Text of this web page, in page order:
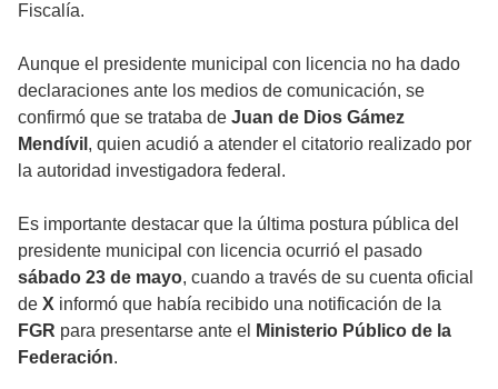
Fiscalía.
Aunque el presidente municipal con licencia no ha dado
declaraciones ante los medios de comunicación, se
confirmó que se trataba de Juan de Dios Gámez
Mendívil , quien acudió a atender el citatorio realizado por
la autoridad investigadora federal.
Es importante destacar que la última postura pública del
presidente municipal con licencia ocurrió el pasado
sábado 23 de mayo, cuando a través de su cuenta oficial
de X informó que había recibido una notificación de la
FGR para presentarse ante el
Ministerio Público de la
Federación.